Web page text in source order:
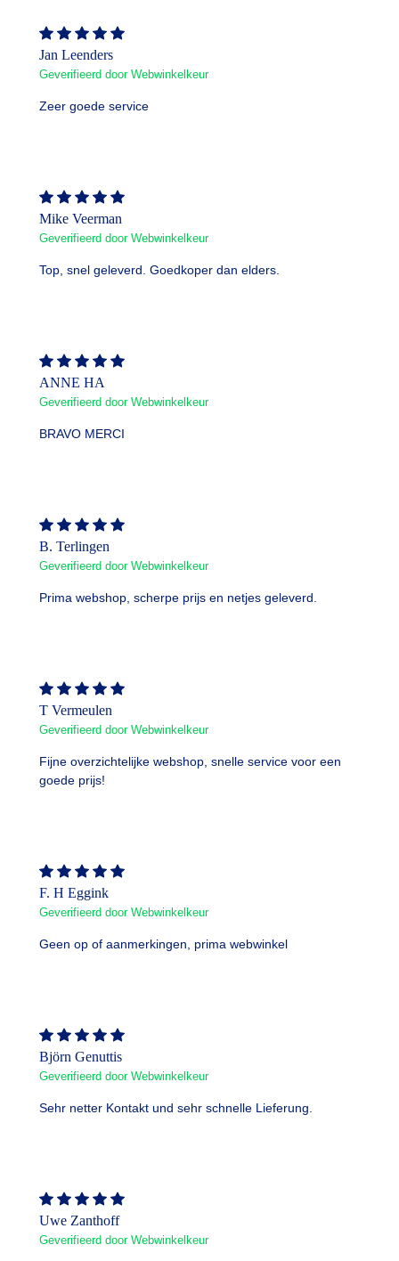
Jan Leenders
Geverifieerd door Webwinkelkeur
Zeer goede service
Mike Veerman
Geverifieerd door Webwinkelkeur
Top, snel geleverd. Goedkoper dan elders.
ANNE HA
Geverifieerd door Webwinkelkeur
BRAVO MERCI
B. Terlingen
Geverifieerd door Webwinkelkeur
Prima webshop, scherpe prijs en netjes geleverd.
T Vermeulen
Geverifieerd door Webwinkelkeur
Fijne overzichtelijke webshop, snelle service voor een
goede prijs!
F. H Eggink
Geverifieerd door Webwinkelkeur
Geen op of aanmerkingen, prima webwinkel
Björn Genuttis
Geverifieerd door Webwinkelkeur
Sehr netter Kontakt und sehr schnelle Lieferung.
Uwe Zanthoff
Geverifieerd door Webwinkelkeur